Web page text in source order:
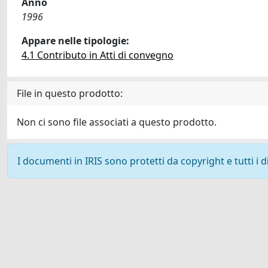
1996
Appare nelle tipologie:
4.1 Contributo in Atti di convegno
File in questo prodotto:
Non ci sono file associati a questo prodotto.
I documenti in IRIS sono protetti da copyright e tutti i